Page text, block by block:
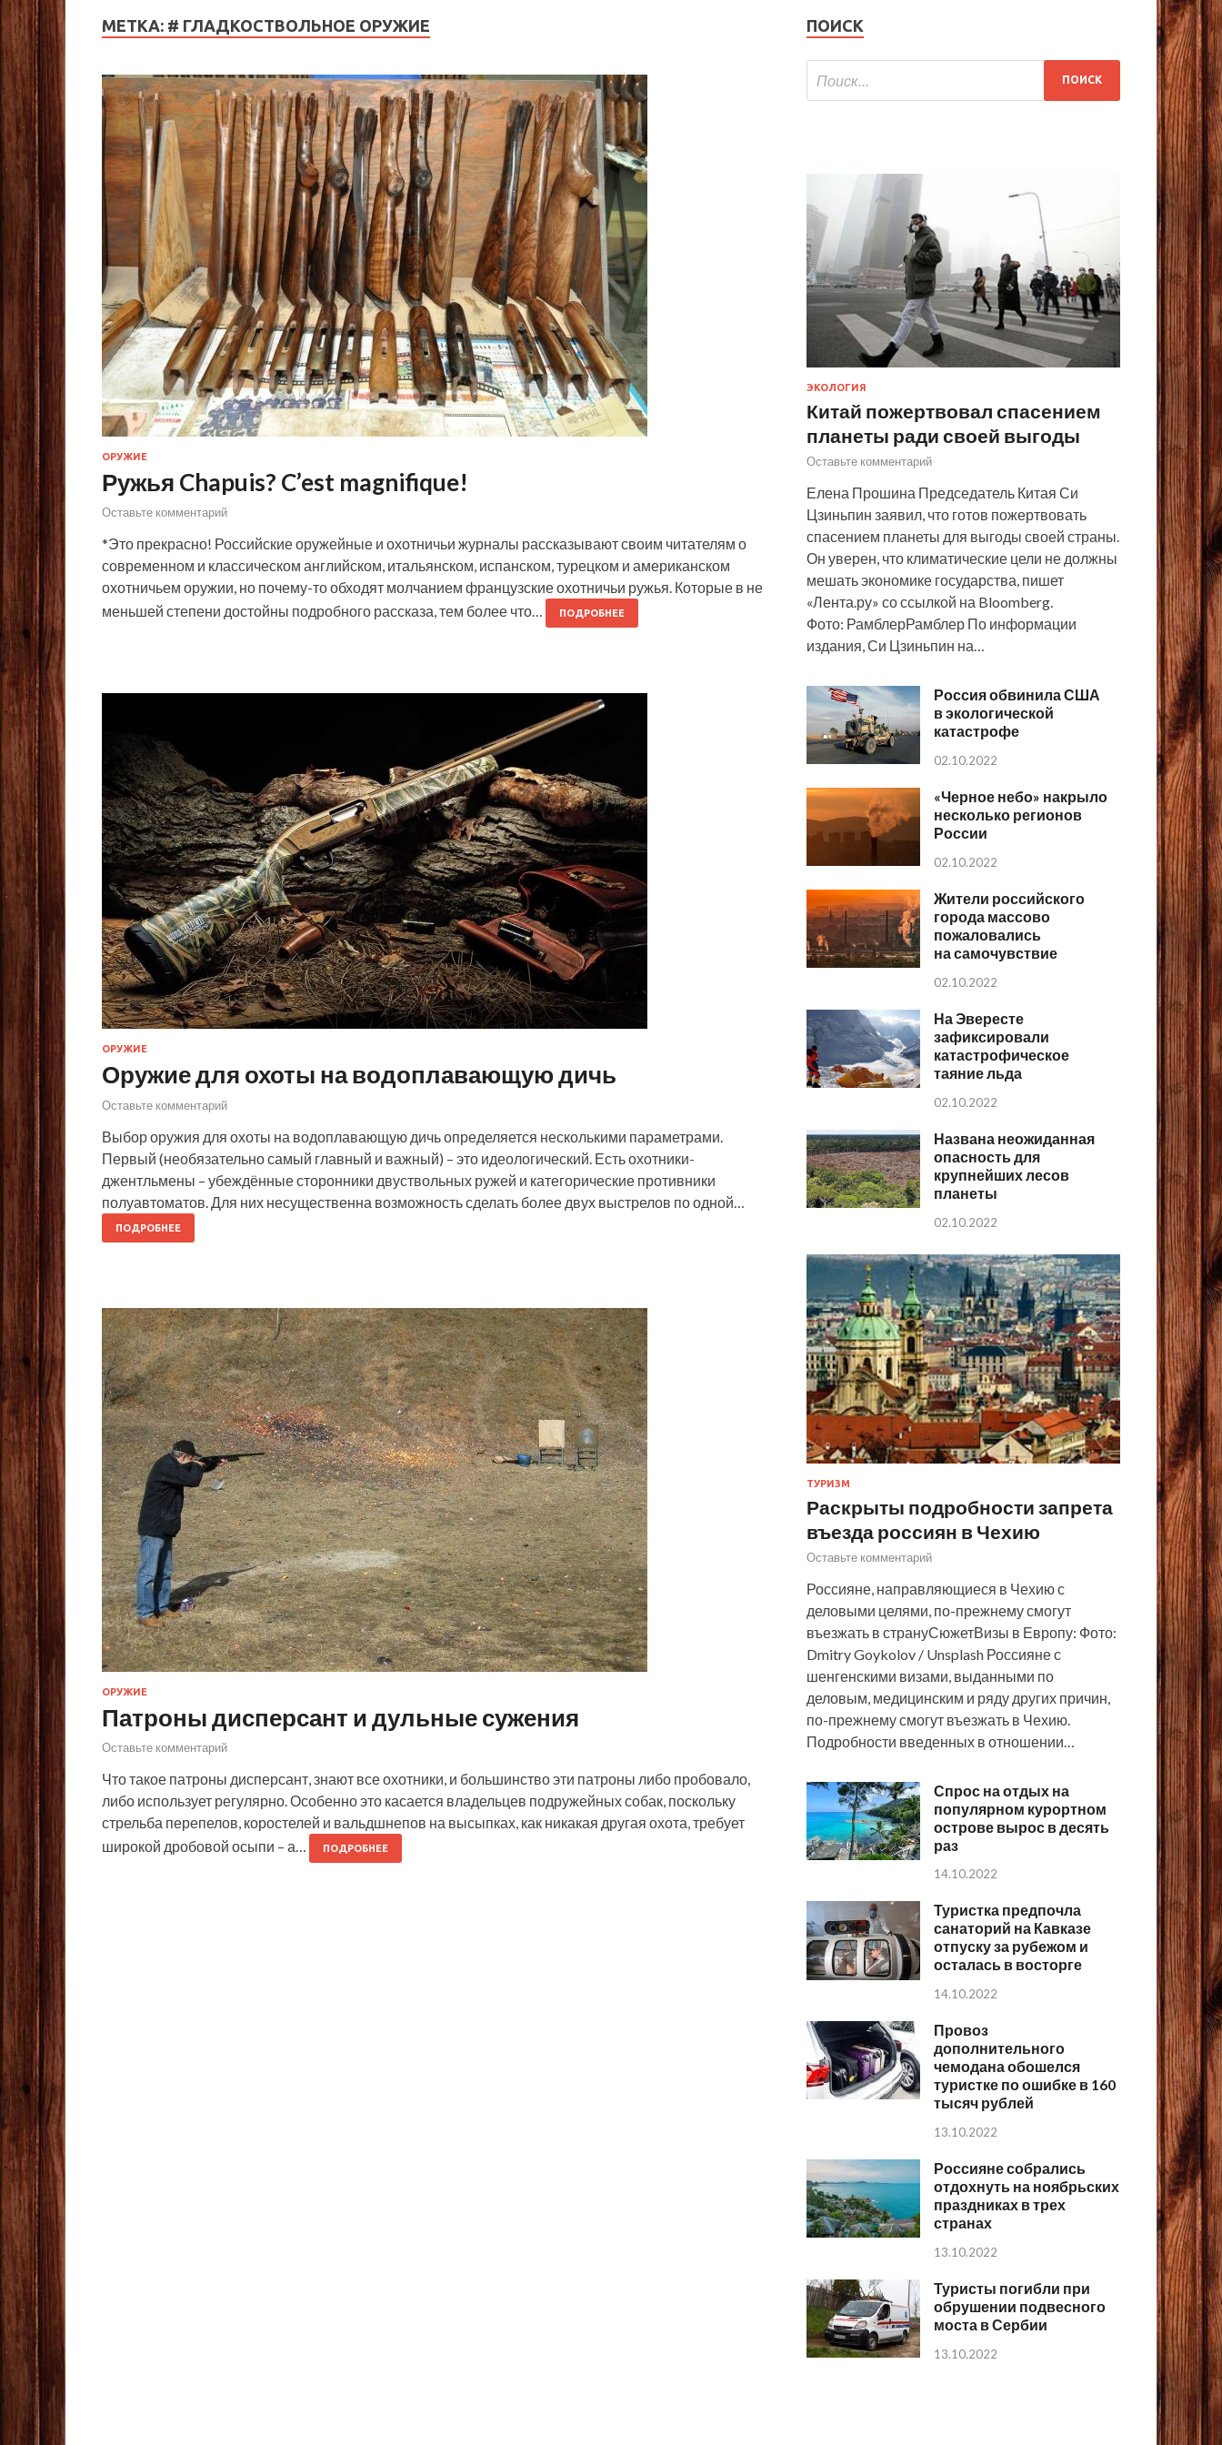
МЕТКА: # ГЛАДКОСТВОЛЬНОЕ ОРУЖИЕ
ОРУЖИЕ
Ружья Chapuis? C’est magnifique!
Оставьте комментарий
*Это прекрасно! Российские оружейные и охотничьи журналы рассказывают своим читателям о
современном и классическом английском, итальянском, испанском, турецком и американском
охотничьем оружии, но почему-то обходят молчанием французские охотничьи ружья. Которые в не
меньшей степени достойны подробного рассказа, тем более что…
ПОДРОБНЕЕ
ОРУЖИЕ
Оружие для охоты на водоплавающую дичь
Оставьте комментарий
Выбор оружия для охоты на водоплавающую дичь определяется несколькими параметрами.
Первый (необязательно самый главный и важный) – это идеологический. Есть охотники-
джентльмены – убеждённые сторонники двуствольных ружей и категорические противники
полуавтоматов. Для них несущественна возможность сделать более двух выстрелов по одной…
ПОДРОБНЕЕ
ОРУЖИЕ
Патроны дисперсант и дульные сужения
Оставьте комментарий
Что такое патроны дисперсант, знают все охотники, и большинство эти патроны либо пробовало,
либо использует регулярно. Особенно это касается владельцев подружейных собак, поскольку
стрельба перепелов, коростелей и вальдшнепов на высыпках, как никакая другая охота, требует
широкой дробовой осыпи – а…
ПОДРОБНЕЕ
ПОИСК
ЭКОЛОГИЯ
Китай пожертвовал спасением
планеты ради своей выгоды
Оставьте комментарий
Елена Прошина Председатель Китая Си
Цзиньпин заявил, что готов пожертвовать
спасением планеты для выгоды своей страны.
Он уверен, что климатические цели не должны
мешать экономике государства, пишет
«Лента.ру» со ссылкой на Bloomberg.
Фото: РамблерРамблер По информации
издания, Си Цзиньпин на…
Россия обвинила США
в экологической
катастрофе
02.10.2022
«Черное небо» накрыло
несколько регионов
России
02.10.2022
Жители российского
города массово
пожаловались
на самочувствие
02.10.2022
На Эвересте
зафиксировали
катастрофическое
таяние льда
02.10.2022
Названа неожиданная
опасность для
крупнейших лесов
планеты
02.10.2022
ТУРИЗМ
Раскрыты подробности запрета
въезда россиян в Чехию
Оставьте комментарий
Россияне, направляющиеся в Чехию с
деловыми целями, по-прежнему смогут
въезжать в странуСюжетВизы в Европу: Фото:
Dmitry Goykolov / Unsplash Россияне с
шенгенскими визами, выданными по
деловым, медицинским и ряду других причин,
по-прежнему смогут въезжать в Чехию.
Подробности введенных в отношении…
Спрос на отдых на
популярном курортном
острове вырос в десять
раз
14.10.2022
Туристка предпочла
санаторий на Кавказе
отпуску за рубежом и
осталась в восторге
14.10.2022
Провоз
дополнительного
чемодана обошелся
туристке по ошибке в 160
тысяч рублей
13.10.2022
Россияне собрались
отдохнуть на ноябрьских
праздниках в трех
странах
13.10.2022
Туристы погибли при
обрушении подвесного
моста в Сербии
13.10.2022